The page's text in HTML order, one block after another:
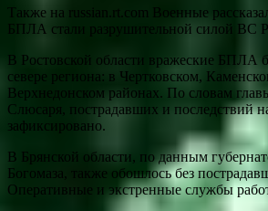
Также на russian.rt.com Военные
БПЛА стали разрушительной силой ВС
В Ростовской области вражеские БПЛА
севере региона: в Чертковском,
Верхнедонском районах. По словам
Слюсаря, пострадавших и последствий
зафиксировано.
В Брянской области, по данным
Богомаза, также обошлось без
Оперативные и экстренные службы